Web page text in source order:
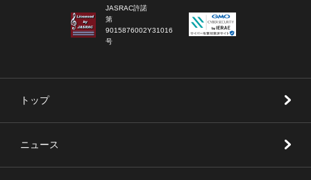
JASRAC許諾
第
9015876002Y31016
号
トップ
ニュース